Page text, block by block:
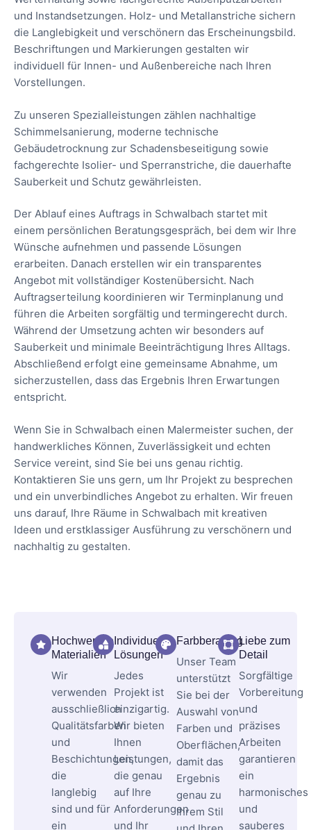
und Instandsetzungen. Holz- und Metallanstriche sichern
die Langlebigkeit und verschönern das Erscheinungsbild.
Beschriftungen und Markierungen gestalten wir
individuell für Innen- und Außenbereiche nach Ihren
Vorstellungen.
Zu unseren Spezialleistungen zählen nachhaltige
Schimmelsanierung, moderne technische
Gebäudetrocknung zur Schadensbeseitigung sowie
fachgerechte Isolier- und Sperranstriche, die dauerhafte
Sauberkeit und Schutz gewährleisten.
Der Ablauf eines Auftrags in Schwalbach startet mit
einem persönlichen Beratungsgespräch, bei dem wir Ihre
Wünsche aufnehmen und passende Lösungen
erarbeiten. Danach erstellen wir ein transparentes
Angebot mit vollständiger Kostenübersicht. Nach
Auftragserteilung koordinieren wir Terminplanung und
führen die Arbeiten sorgfältig und termingerecht durch.
Während der Umsetzung achten wir besonders auf
Sauberkeit und minimale Beeinträchtigung Ihres Alltags.
Abschließend erfolgt eine gemeinsame Abnahme, um
sicherzustellen, dass das Ergebnis Ihren Erwartungen
entspricht.
Wenn Sie in Schwalbach einen Malermeister suchen, der
handwerkliches Können, Zuverlässigkeit und echten
Service vereint, sind Sie bei uns genau richtig.
Kontaktieren Sie uns gern, um Ihr Projekt zu besprechen
und ein unverbindliches Angebot zu erhalten. Wir freuen
uns darauf, Ihre Räume in Schwalbach mit kreativen
Ideen und erstklassiger Ausführung zu verschönern und
nachhaltig zu gestalten.
Hochwertige
Materialien
Wir
verwenden
ausschließlich
Qualitätsfarben
und
Beschichtungen,
die
langlebig
sind und für
ein
Individuelle
Lösungen
Jedes
Projekt ist
einzigartig.
Wir bieten
Ihnen
Leistungen,
die genau
auf Ihre
Anforderungen
und Ihr
Farbberatung
Unser Team
unterstützt
Sie bei der
Auswahl von
Farben und
Oberflächen,
damit das
Ergebnis
genau zu
Ihrem Stil
Liebe zum
Detail
Sorgfältige
Vorbereitung
und
präzises
Arbeiten
garantieren
ein
harmonisches
und
sauberes